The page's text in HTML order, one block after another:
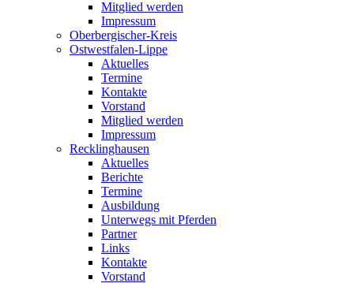
Mitglied werden
Impressum
Oberbergischer-Kreis
Ostwestfalen-Lippe
Aktuelles
Termine
Kontakte
Vorstand
Mitglied werden
Impressum
Recklinghausen
Aktuelles
Berichte
Termine
Ausbildung
Unterwegs mit Pferden
Partner
Links
Kontakte
Vorstand